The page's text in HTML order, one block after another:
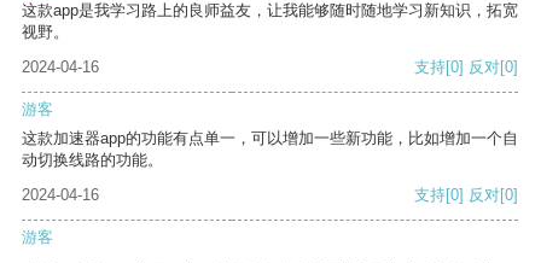
这款app是我学习路上的良师益友，让我能够随时随地学习新知识，拓宽
视野。
2024-04-16
支持[0] 反对[0]
游客
这款加速器app的功能有点单一，可以增加一些新功能，比如增加一个自
动切换线路的功能。
2024-04-16
支持[0] 反对[0]
游客